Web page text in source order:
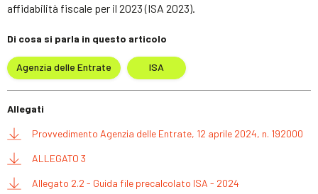
affidabilità fiscale per il 2023 (ISA 2023).
Di cosa si parla in questo articolo
Agenzia delle Entrate ISA
Allegati
Provvedimento Agenzia delle Entrate, 12 aprile 2024, n. 192000
ALLEGATO 3
Allegato 2.2 - Guida file precalcolato ISA - 2024